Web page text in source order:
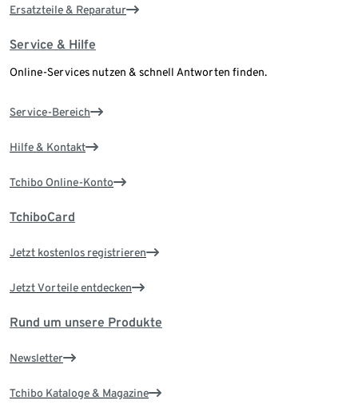
Ersatzteile & Reparatur
Service & Hilfe
Online-Services nutzen & schnell Antworten finden.
Service-Bereich
Hilfe & Kontakt
Tchibo Online-Konto
TchiboCard
Jetzt kostenlos registrieren
Jetzt Vorteile entdecken
Rund um unsere Produkte
Newsletter
Tchibo Kataloge & Magazine